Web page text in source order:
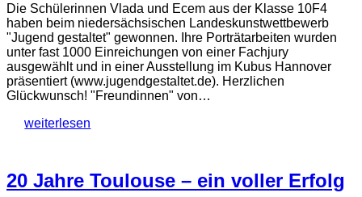
Die Schülerinnen Vlada und Ecem aus der Klasse 10F4
haben beim niedersächsischen Landeskunstwettbewerb
"Jugend gestaltet" gewonnen. Ihre Porträtarbeiten wurden
unter fast 1000 Einreichungen von einer Fachjury
ausgewählt und in einer Ausstellung im Kubus Hannover
präsentiert (www.jugendgestaltet.de). Herzlichen
Glückwunsch! "Freundinnen" von…
weiterlesen
20 Jahre Toulouse – ein voller Erfolg